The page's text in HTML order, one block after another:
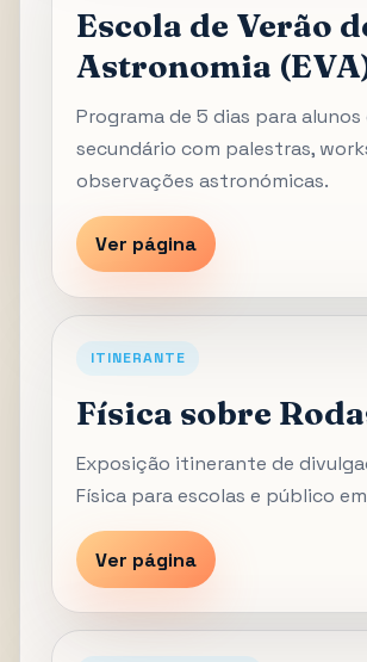
Escola de Verão
Astronomia
Programa de 5 dias para alunos
secundário com palestras,
observações astronómicas.
Ver página
ITINERANTE
Física sobre
Exposição itinerante de
Física para escolas e público
Ver página